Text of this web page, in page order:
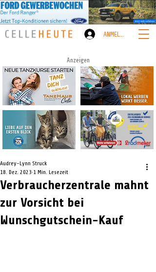
ANMELDEN
Anzeigen
Verbraucherzentrale mahnt
zur Vorsicht bei
Wunschgutschein-Kauf
Audrey-Lynn Struck
18. Dez. 2023 1 Min. Lesezeit